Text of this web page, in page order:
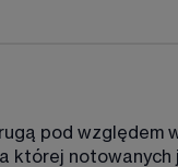
pod względem
której